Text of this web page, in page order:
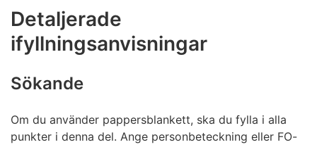
Detaljerade
ifyllningsanvisningar
Sökande
Om du använder pappersblankett, ska du fylla i alla
punkter i denna del. Ange personbeteckning eller FO-